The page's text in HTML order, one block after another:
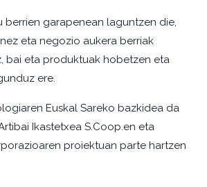
berrien garapenean laguntzen die,
eta negozio aukera berriak
bai eta produktuak hobetzen eta
ere.
Euskal Sareko bazkidea da
Ikastetxea S.Coop.en eta
proiektuan parte hartzen